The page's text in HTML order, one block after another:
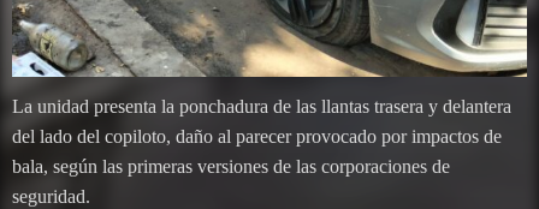
La unidad presenta la ponchadura de las llantas trasera y delantera
del lado del copiloto, daño al parecer provocado por impactos de
bala, según las primeras versiones de las corporaciones de
seguridad.